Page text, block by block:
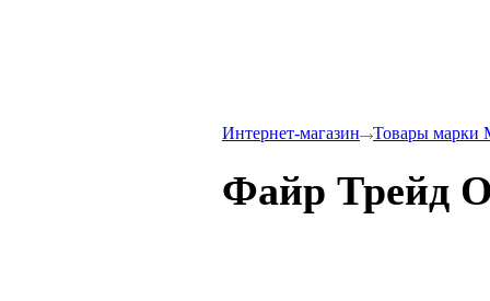
Интернет-магазин Товары марки
Файр Трейд